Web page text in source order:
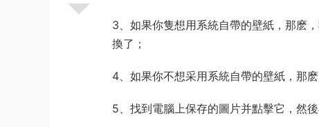
3、如果你隻想用系統自帶的壁紙，那麽
換了；
4、如果你不想采用系統自帶的壁紙，那
5、找到電腦上保存的圖片并點擊它，然